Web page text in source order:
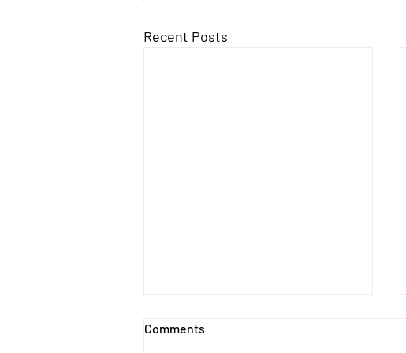
Recent Posts
Comments